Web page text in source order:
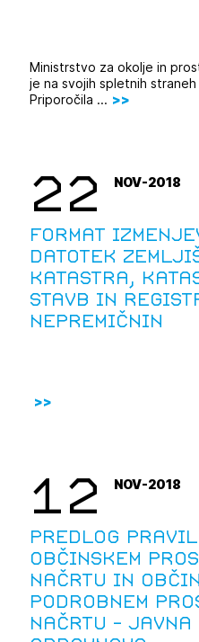
Ministrstvo za okolje in
je na svojih spletnih
Priporočila ...
22 NOV-2018
Format
datotek
katastra,
stavb in
nepremičnin
12 NOV-2018
Predlog
občinskem
načrtu in
podrobnem
načrtu - javna